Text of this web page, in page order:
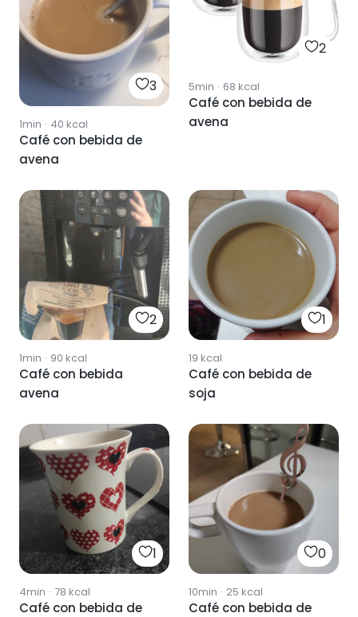
3
1min · 40 kcal
Café con bebida de
avena
2
5min · 68 kcal
Café con bebida de
avena
2
1min · 90 kcal
Café con bebida
avena
1
19 kcal
Café con bebida de
soja
1
4min · 78 kcal
Café con bebida de
0
10min · 25 kcal
Café con bebida de